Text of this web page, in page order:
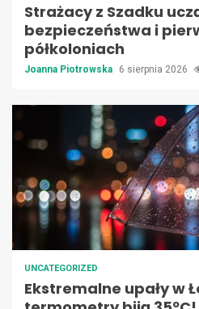
Strażacy z Szadku
bezpieczeństwa i
półkoloniach
Joanna Piotrowska 6 sierpnia 2026
UNCATEGORIZED
Ekstremalne upały w